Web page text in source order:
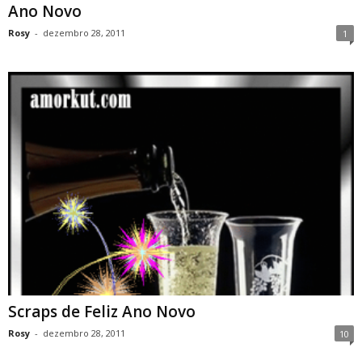
Ano Novo
Rosy - dezembro 28, 2011 1
Scraps de Feliz Ano Novo
Rosy - dezembro 28, 2011 10